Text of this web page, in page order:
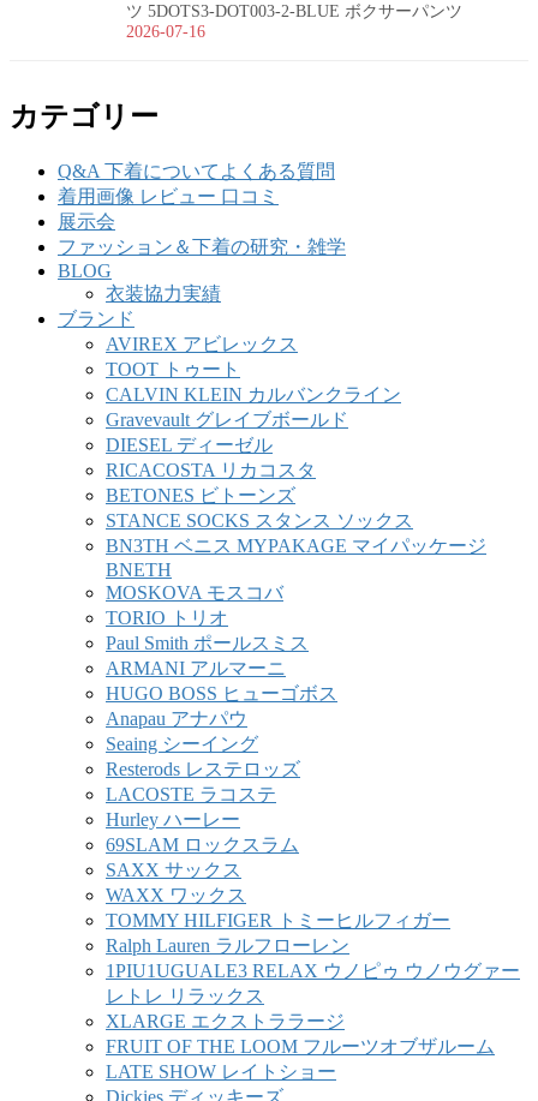
ツ 5DOTS3-DOT003-2-BLUE ボクサーパンツ
2026-07-16
カテゴリー
Q&A 下着についてよくある質問
着用画像 レビュー 口コミ
展示会
ファッション＆下着の研究・雑学
BLOG
衣装協力実績
ブランド
AVIREX アビレックス
TOOT トゥート
CALVIN KLEIN カルバンクライン
Gravevault グレイブボールド
DIESEL ディーゼル
RICACOSTA リカコスタ
BETONES ビトーンズ
STANCE SOCKS スタンス ソックス
BN3TH ベニス MYPAKAGE マイパッケージ
BNETH
MOSKOVA モスコバ
TORIO トリオ
Paul Smith ポールスミス
ARMANI アルマーニ
HUGO BOSS ヒューゴボス
Anapau アナパウ
Seaing シーイング
Resterods レステロッズ
LACOSTE ラコステ
Hurley ハーレー
69SLAM ロックスラム
SAXX サックス
WAXX ワックス
TOMMY HILFIGER トミーヒルフィガー
Ralph Lauren ラルフローレン
1PIU1UGUALE3 RELAX ウノピゥ ウノウグァー
レトレ リラックス
XLARGE エクストララージ
FRUIT OF THE LOOM フルーツオブザルーム
LATE SHOW レイトショー